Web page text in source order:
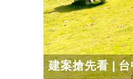
建案搶先看 |